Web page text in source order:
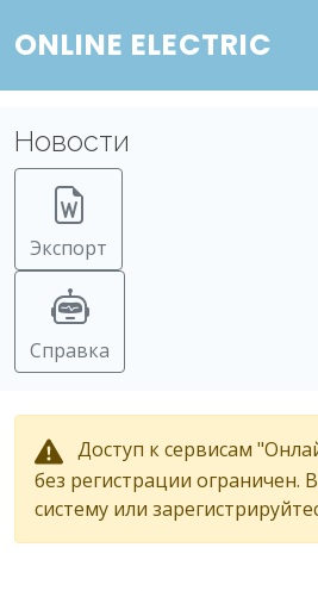
ONLINE ELECTRIC
Новости
Экспорт
Справка
Доступ к сервисам
без регистрации ограничен.
систему или